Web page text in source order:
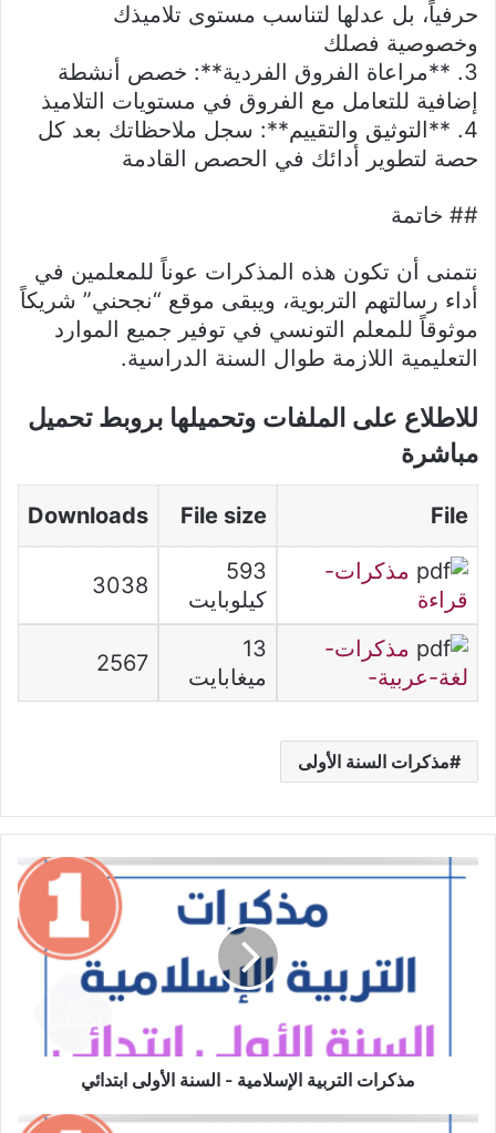
حرفياً، بل عدلها لتناسب مستوى تلاميذك
وخصوصية فصلك
3. **مراعاة الفروق الفردية**: خصص أنشطة
إضافية للتعامل مع الفروق في مستويات التلاميذ
4. **التوثيق والتقييم**: سجل ملاحظاتك بعد كل
حصة لتطوير أدائك في الحصص القادمة
## خاتمة
نتمنى أن تكون هذه المذكرات عوناً للمعلمين في
أداء رسالتهم التربوية، ويبقى موقع “نجحني” شريكاً
موثوقاً للمعلم التونسي في توفير جميع الموارد
التعليمية اللازمة طوال السنة الدراسية.
للاطلاع على الملفات وتحميلها بروبط تحميل
مباشرة
File
File size
Downloads
مذكرات-
قراءة
593
كيلوبايت
3038
مذكرات-
لغة-عربية-
13
ميغابايت
2567
مذكرات السنة الأولى
مذكرات
مذكرات التربية الإسلامية - السنة الأولى ابتدائي
مذكرات